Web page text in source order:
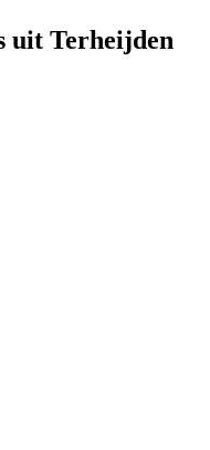
uit Terheijden